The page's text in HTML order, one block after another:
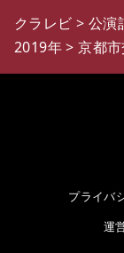
クラレビ > 公演
2019年>京都
プライバ
運